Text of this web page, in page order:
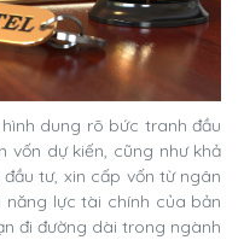
dung rõ bức tranh đầu
vốn dự kiến, cũng như khả
tư, xin cấp vốn từ ngân
lực tài chính của bản
đi đường dài trong ngành